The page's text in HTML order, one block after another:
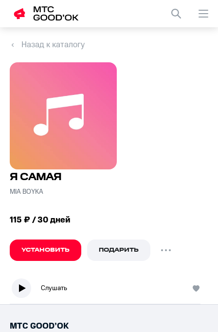
Назад к каталогу
Я САМАЯ
MIA BOYKA
115 ₽ / 30 дней
УСТАНОВИТЬ ПОДАРИТЬ
Слушать
МТС GOOD’OK